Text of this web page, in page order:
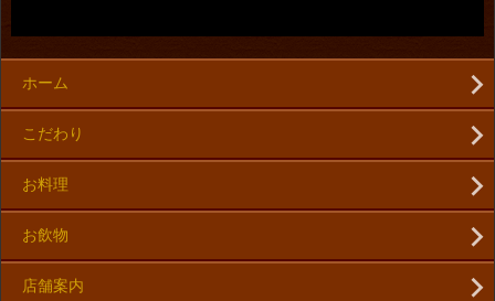
ホーム
こだわり
お料理
お飲物
店舗案内